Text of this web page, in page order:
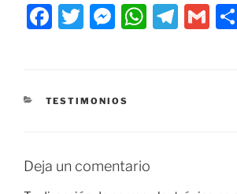
F
e
o
T
er
M
e
er
W
p
T
G
CATEGORÍAS
TESTIMONIOS
Deja un comentario